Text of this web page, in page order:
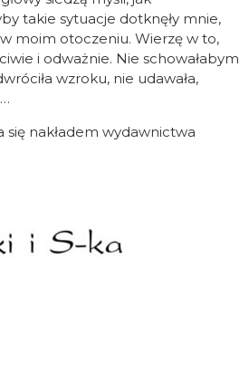
takie sytuacje dotknęły mnie,
moim otoczeniu. Wierzę w to,
i odważnie. Nie schowałabym
wzroku, nie udawała,
się nakładem wydawnictwa